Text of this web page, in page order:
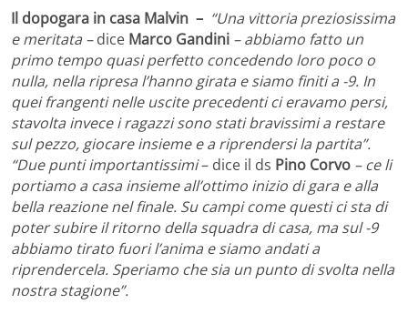
Il dopogara in casa Malvin – “Una vittoria preziosissima
e meritata –dice Marco Gandini – abbiamo fatto un
primo tempo quasi perfetto concedendo loro poco o
nulla, nella ripresa l’hanno girata e siamo finiti a -9. In
quei frangenti nelle uscite precedenti ci eravamo persi,
stavolta invece i ragazzi sono stati bravissimi a restare
sul pezzo, giocare insieme e a riprendersi la partita”.
“Due punti importantissimi– dice il ds Pino Corvo – ce li
portiamo a casa insieme all’ottimo inizio di gara e alla
bella reazione nel finale. Su campi come questi ci sta di
poter subire il ritorno della squadra di casa, ma sul -9
abbiamo tirato fuori l’anima e siamo andati a
riprendercela. Speriamo che sia un punto di svolta nella
nostra stagione”.